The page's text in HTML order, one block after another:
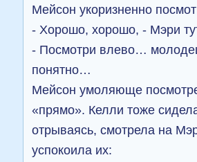
Мейсон укоризненно
- Хорошо, хорошо, - Мэри
- Посмотри влево…
понятно…
Мейсон умоляюще
«прямо». Келли тоже
отрываясь, смотрела на
успокоила их: